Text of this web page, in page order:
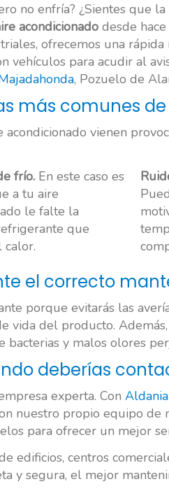
no enfría? ¿Sientes que
acondicionado desde
ofrecemos una
vehículos para acudir al
, Pozuelo de
más comunes
acondicionado vienen
frío. En este caso es
a tu aire
le falte la
que
calor.
el correcto
porque evitarás las
vida del producto.
y malos olores
deberías
experta. Con Aldania
nuestro propio equipo
para ofrecer un mejor
edificios, centros
y segura, el mejor